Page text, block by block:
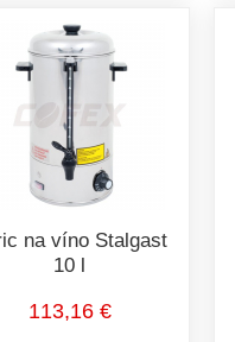
na víno Stalgast
10 l
113,16 €